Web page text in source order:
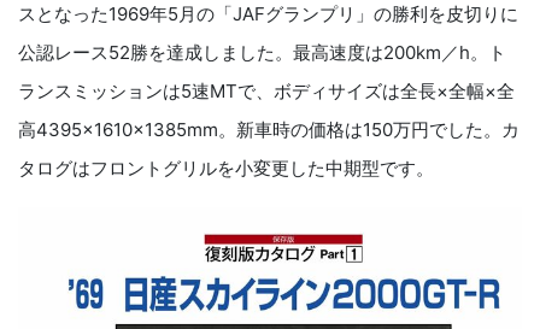
スとなった1969年5月の「JAFグランプリ」の勝利を皮切りに
公認レース52勝を達成しました。最高速度は200km／h。ト
ランスミッションは5速MTで、ボディサイズは全長×全幅×全
高4395×1610×1385mm。新車時の価格は150万円でした。カ
タログはフロントグリルを小変更した中期型です。